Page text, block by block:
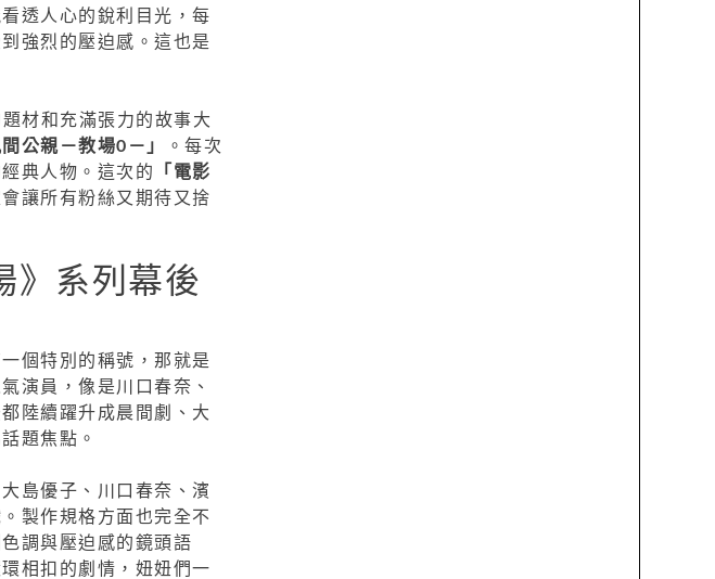
看透人心的銳利目光，每
強烈的壓迫感。這也是
材和充滿張力的故事大
間公親－教場0－」
。每次
典人物。這次的
「電影
讓所有粉絲又期待又捨
》系列幕後
個特別的稱號，那就是
演員，像是川口春奈、
陸續躍升成晨間劇、大
題焦點。
島優子、川口春奈、濱
製作規格方面也完全不
調與壓迫感的鏡頭語
相扣的劇情，妞妞們一